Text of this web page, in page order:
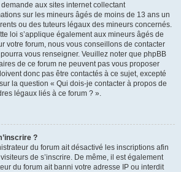
aux sites internet collectant
sur les mineurs âgés de moins de 13 ans un
ou des tuteurs légaux des mineurs concernés.
loi s’applique également aux mineurs âgés de
votre forum, nous vous conseillons de contacter
vous renseigner. Veuillez noter que phpBB
de ce forum ne peuvent pas vous proposer
donc pas être contactés à ce sujet, excepté
la question « Qui dois-je contacter à propos de
légaux liés à ce forum ? ».
?
du forum ait désactivé les inscriptions afin
de s’inscrire. De même, il est également
du forum ait banni votre adresse IP ou interdit